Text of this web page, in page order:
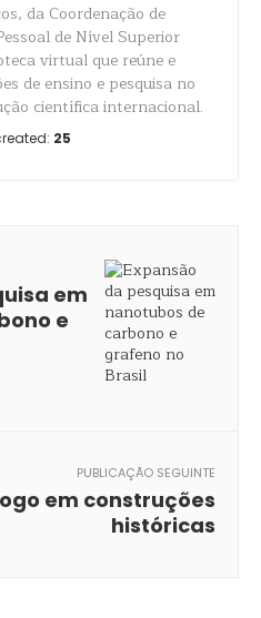
da Coordenação de
de Nível Superior
virtual que reúne e
de ensino e pesquisa no
científica internacional.
25
em
e
PUBLICAÇÃO SEGUINTE
em construções
históricas